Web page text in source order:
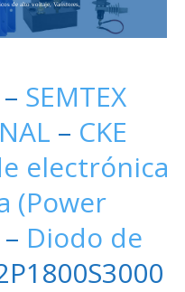
de alto voltaje, Varistores,
– SEMTEX
– CKE
electrónica
(Power
– Diodo de